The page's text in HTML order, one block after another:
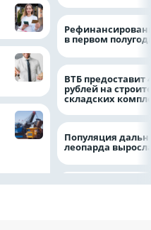
в первом
ВТБ предоставит
рублей на
складских
Популяция
леопарда